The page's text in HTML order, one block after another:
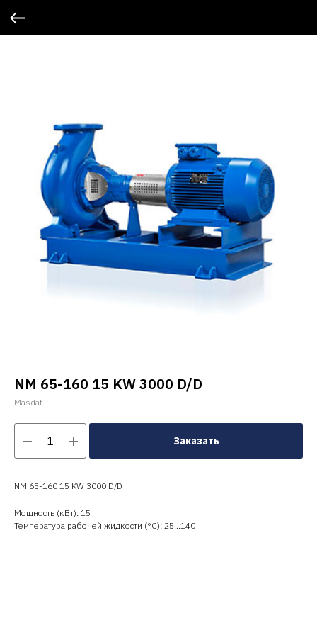
NM 65-160 15 KW 3000 D/D
Masdaf
Заказать
NM 65-160 15 KW 3000 D/D
Мощность (кВт): 15
Температура рабочей жидкости (°C): 25…140